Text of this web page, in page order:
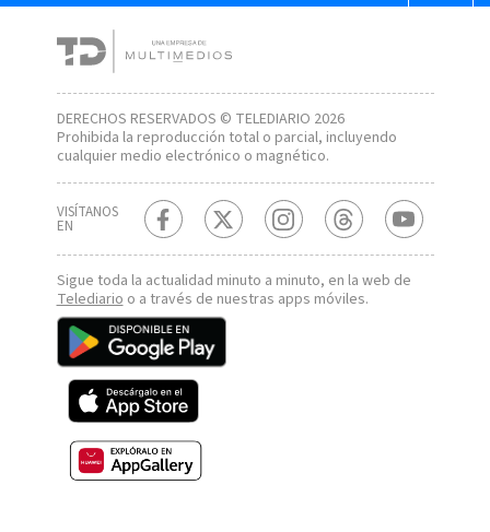
DERECHOS RESERVADOS © TELEDIARIO 2026
Prohibida la reproducción total o parcial, incluyendo
cualquier medio electrónico o magnético.
VISÍTANOS
EN
Sigue toda la actualidad minuto a minuto, en la web de
Telediarioo a través de nuestras apps móviles.